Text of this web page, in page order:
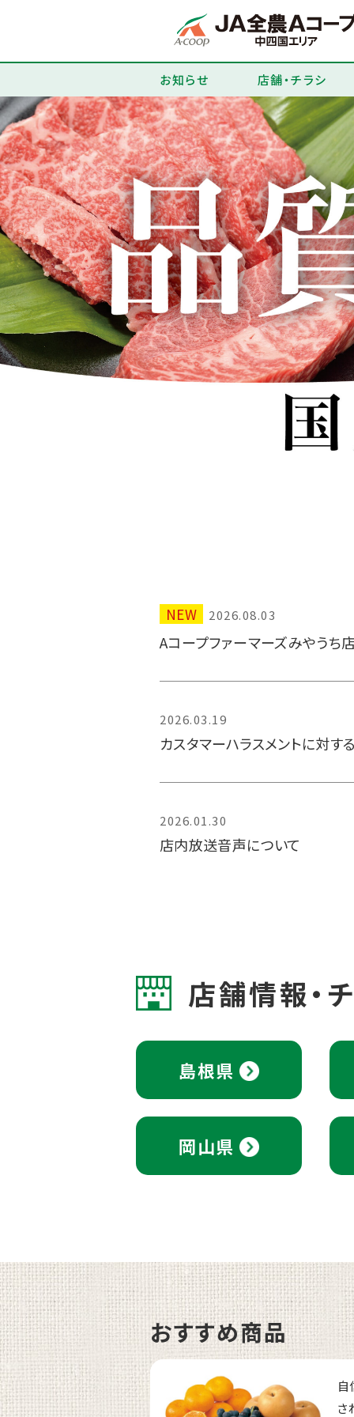
お知らせ 店舗・チラシ
NEW 2026.08.03
Aコープファーマーズみやうち
2026.03.19
カスタマーハラスメントに対す
2026.01.30
店内放送音声について
店舗情報・
島根県
岡山県
おすすめ商品
自
さ